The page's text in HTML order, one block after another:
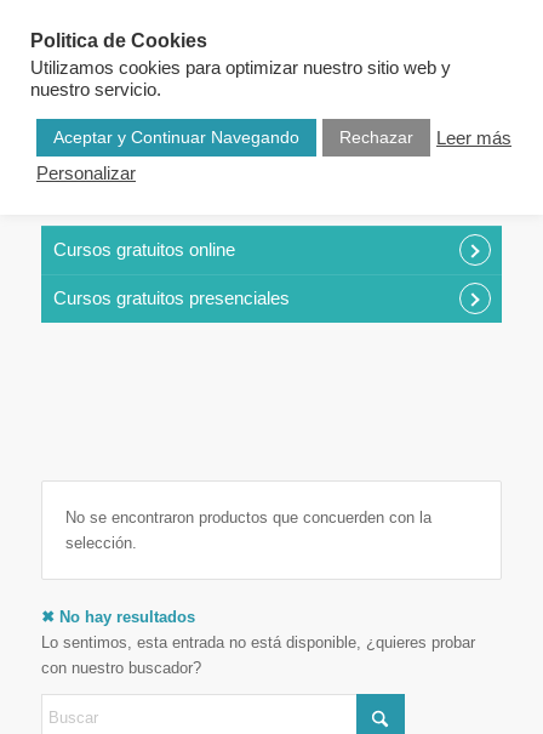
Cursos gratuitos online
Cursos gratuitos presenciales
No se encontraron productos que concuerden con la
selección.
✖ No hay resultados
Lo sentimos, esta entrada no está disponible, ¿quieres probar
con nuestro buscador?
Politica de Cookies
Utilizamos cookies para optimizar nuestro sitio web y
nuestro servicio.
Aceptar y Continuar Navegando Rechazar
Leer más
Personalizar